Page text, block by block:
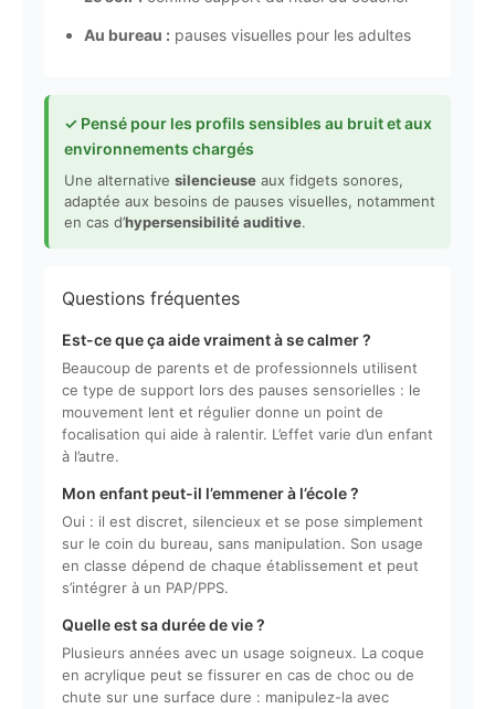
Au bureau : pauses visuelles pour les adultes
✓ Pensé pour les profils sensibles au bruit et aux
environnements chargés
Une alternative silencieuse aux fidgets sonores,
adaptée aux besoins de pauses visuelles, notamment
en cas d’hypersensibilité auditive.
Questions fréquentes
Est-ce que ça aide vraiment à se calmer ?
Beaucoup de parents et de professionnels utilisent
ce type de support lors des pauses sensorielles : le
mouvement lent et régulier donne un point de
focalisation qui aide à ralentir. L’effet varie d’un enfant
à l’autre.
Mon enfant peut-il l’emmener à l’école ?
Oui : il est discret, silencieux et se pose simplement
sur le coin du bureau, sans manipulation. Son usage
en classe dépend de chaque établissement et peut
s’intégrer à un PAP/PPS.
Quelle est sa durée de vie ?
Plusieurs années avec un usage soigneux. La coque
en acrylique peut se fissurer en cas de choc ou de
chute sur une surface dure : manipulez-la avec